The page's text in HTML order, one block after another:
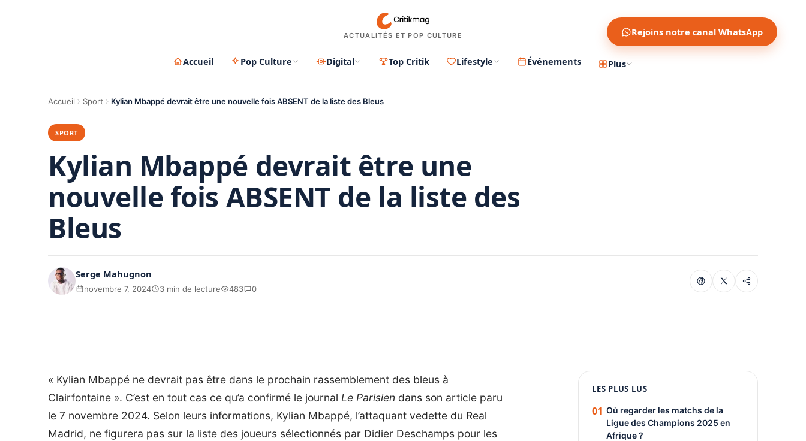
ACTUALITÉS ET POP CULTURE Rejoins notre canal WhatsApp
Accueil Pop Culture Digital Top Critik Lifestyle Événements Plus
Accueil Sport Kylian Mbappé devrait être une nouvelle fois ABSENT de la liste des Bleus
SPORT
Kylian Mbappé devrait être une
nouvelle fois ABSENT de la liste des
Bleus
Serge Mahugnon
novembre 7, 2024 3 min de lecture 483 0
« Kylian Mbappé ne devrait pas être dans le prochain rassemblement des bleus à
Clairfontaine ». C’est en tout cas ce qu’a confirmé le journal Le Parisien dans son article paru
le 7 novembre 2024. Selon leurs informations, Kylian Mbappé, l’attaquant vedette du Real
Madrid, ne figurera pas sur la liste des joueurs sélectionnés par Didier Deschamps pour les
PUBLICITÉ
LES PLUS LUS
01 Où regarder les matchs de la
Ligue des Champions 2025 en
Afrique ?